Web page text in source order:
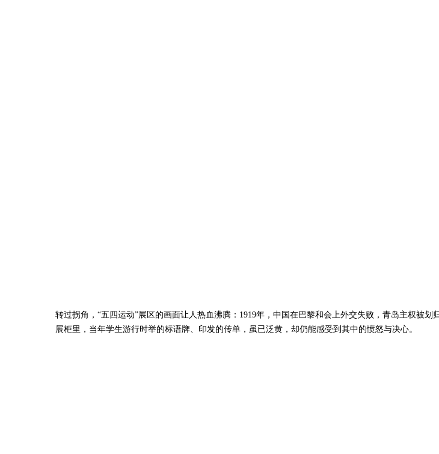
转过拐角，“五四运动”展区的画面让人热血沸腾：1919年，中国在巴黎和会上外交失败，青岛主权被
展柜里，当年学生游行时举的标语牌、印发的传单，虽已泛黄，却仍能感受到其中的愤怒与决心。